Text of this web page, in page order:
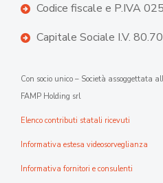
Codice fiscale e P.IVA
Capitale Sociale I.V.
Con socio unico – Società assoggettata
FAMP Holding srl
Elenco contributi statali ricevuti
Informativa estesa videosorveglianza
Informativa fornitori e consulenti